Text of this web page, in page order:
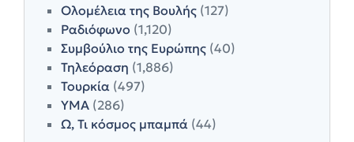
Ολομέλεια της Βουλής (127)
Ραδιόφωνο (1,120)
Συμβούλιο της Ευρώπης (40)
Τηλεόραση (1,886)
Τουρκία (497)
ΥΜΑ (286)
Ω, Τι κόσμος μπαμπά (44)